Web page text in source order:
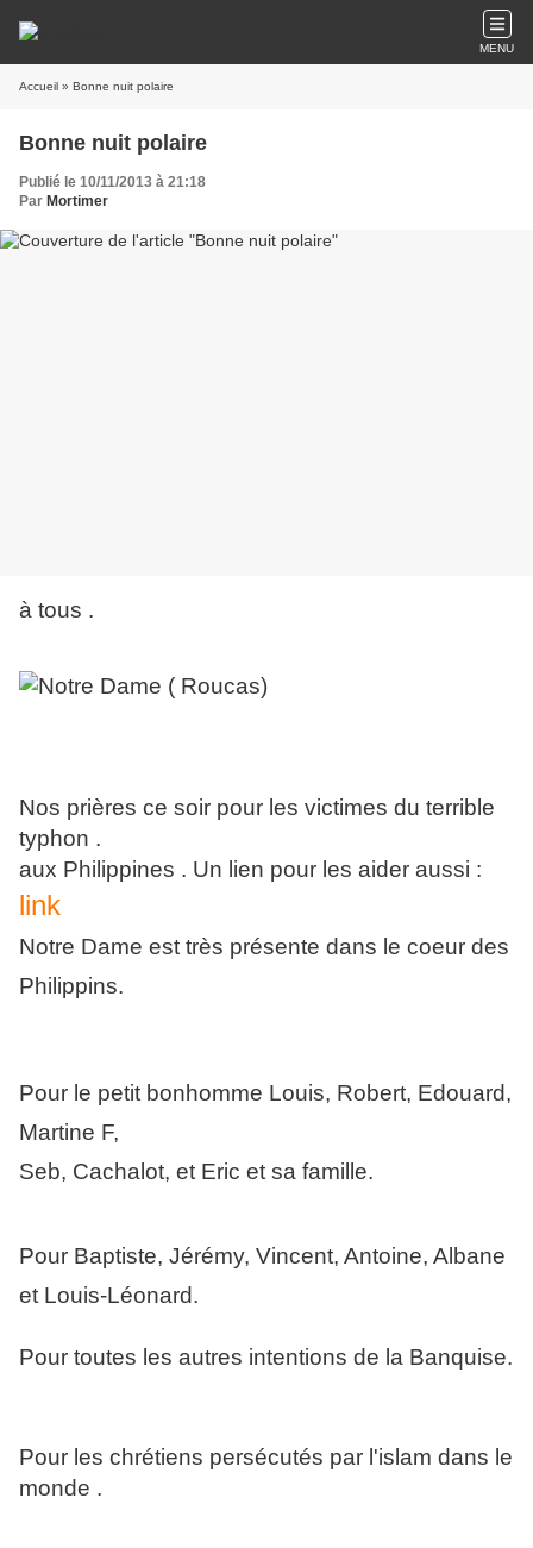
MENU
Accueil » Bonne nuit polaire
Bonne nuit polaire
Publié le 10/11/2013 à 21:18
Par Mortimer
à tous .
Nos prières ce soir pour les victimes du terrible
typhon .
aux Philippines . Un lien pour les aider aussi :
link
Notre Dame est très présente dans le coeur des
Philippins.
Pour le petit bonhomme Louis, Robert, Edouard,
Martine F,
Seb, Cachalot, et Eric et sa famille.
Pour Baptiste, Jérémy, Vincent, Antoine, Albane
et Louis-Léonard.
Pour toutes les autres intentions de la Banquise.
Pour les chrétiens persécutés par l'islam dans le
monde .